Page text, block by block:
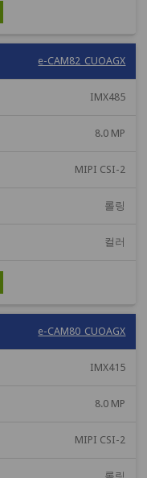
e-CAM82_CUOAGX
IMX485
8.0 MP
MIPI CSI-2
롤링
컬러
e-CAM80_CUOAGX
IMX415
8.0 MP
MIPI CSI-2